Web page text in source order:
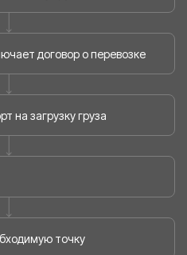
договор о перевозке
на загрузку груза
точку